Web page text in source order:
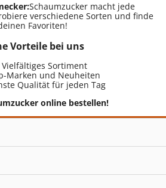
Schaumzucker macht jede
verschiedene Sorten und finde
Favoriten!
Vorteile bei uns
Vielfältiges Sortiment
Marken und Neuheiten
Qualität für jeden Tag
online bestellen!